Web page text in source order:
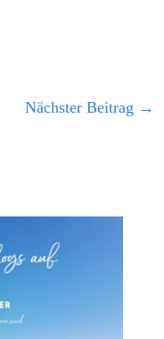
Nächster Beitrag →